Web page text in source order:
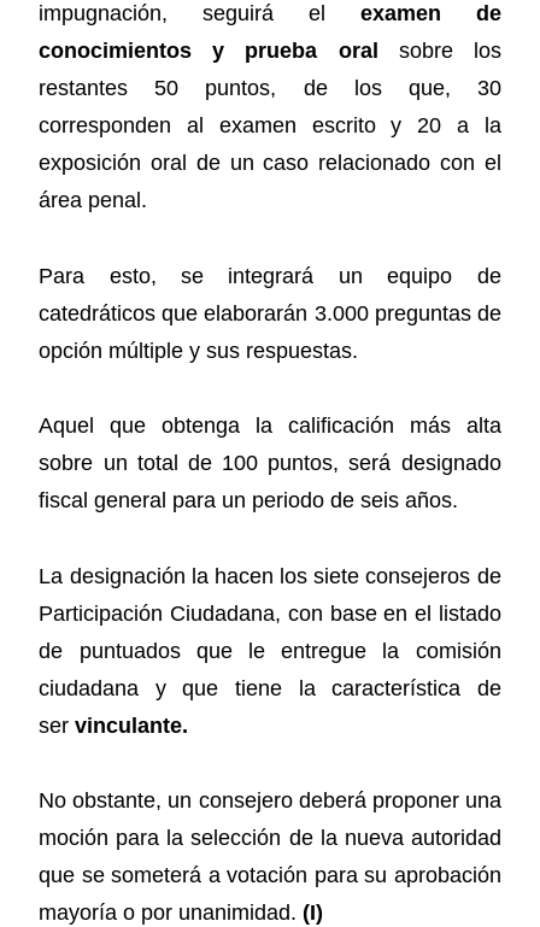
impugnación, seguirá el
examen de
conocimientos y prueba oral sobre los
restantes 50 puntos, de los que, 30
corresponden al examen escrito y 20 a la
exposición oral de un caso relacionado con el
área penal.
Para esto, se integrará un equipo de
catedráticos que elaborarán 3.000 preguntas de
opción múltiple y sus respuestas.
Aquel que obtenga la calificación más alta
sobre un total de 100 puntos, será designado
fiscal general para un periodo de seis años.
La designación la hacen los siete consejeros de
Participación Ciudadana, con base en el listado
de puntuados que le entregue la comisión
ciudadana y que tiene la característica de
servinculante.
No obstante, un consejero deberá proponer una
moción para la selección de la nueva autoridad
que se someterá a votación para su aprobación
mayoría o por unanimidad.(I)